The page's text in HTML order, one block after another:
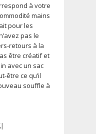
à votre
mains
pour les
pas le
retours à la
être créatif et
avec un sac
être ce qu’il
souffle à